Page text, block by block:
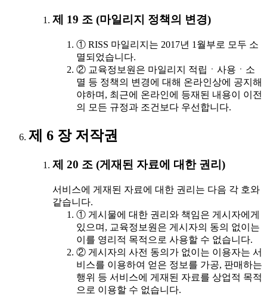
제 19 조 (마일리지 정책의 변경)
① RISS 마일리지는 2017년 1월부로 모두 소
멸되었습니다.
② 교육정보원은 마일리지 적립ㆍ사용ㆍ소
멸 등 정책의 변경에 대해 온라인상에 공지해
야하며, 최근에 온라인에 등재된 내용이 이전
의 모든 규정과 조건보다 우선합니다.
제 6 장 저작권
제 20 조 (게재된 자료에 대한 권리)
서비스에 게재된 자료에 대한 권리는 다음 각 호와
같습니다.
① 게시물에 대한 권리와 책임은 게시자에게
있으며, 교육정보원은 게시자의 동의 없이는
이를 영리적 목적으로 사용할 수 없습니다.
② 게시자의 사전 동의가 없이는 이용자는 서
비스를 이용하여 얻은 정보를 가공, 판매하는
행위 등 서비스에 게재된 자료를 상업적 목적
으로 이용할 수 없습니다.